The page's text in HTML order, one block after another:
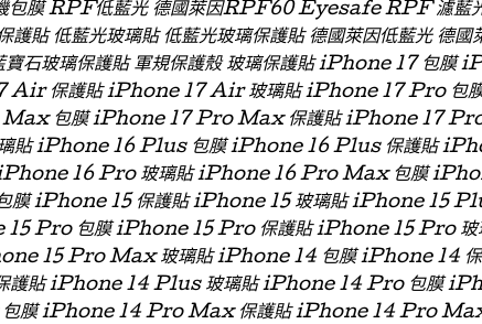
包膜 RPF低藍光 德國萊因RPF60 Eyesafe RPF 濾藍光
護貼 低藍光玻璃貼 低藍光玻璃保護貼 德國萊因低藍光 德
寶石玻璃保護貼 軍規保護殼 玻璃保護貼 iPhone 17 包
保護貼 iPhone 17 Air 玻璃貼 iPhone 17 Pro 包
包膜 iPhone 17 Pro Max 保護貼 iPhone 17
貼 iPhone 16 Plus 包膜 iPhone 16 Plus 保護貼
16 Pro 玻璃貼 iPhone 16 Pro Max 包膜
iPhone 15 保護貼 iPhone 15 玻璃貼 iPhone 15
Pro 包膜 iPhone 15 Pro 保護貼 iPhone 15 Pro
15 Pro Max 玻璃貼 iPhone 14 包膜 iPhone 14
貼 iPhone 14 Plus 玻璃貼 iPhone 14 Pro 包膜
膜 iPhone 14 Pro Max 保護貼 iPhone 14 Pro